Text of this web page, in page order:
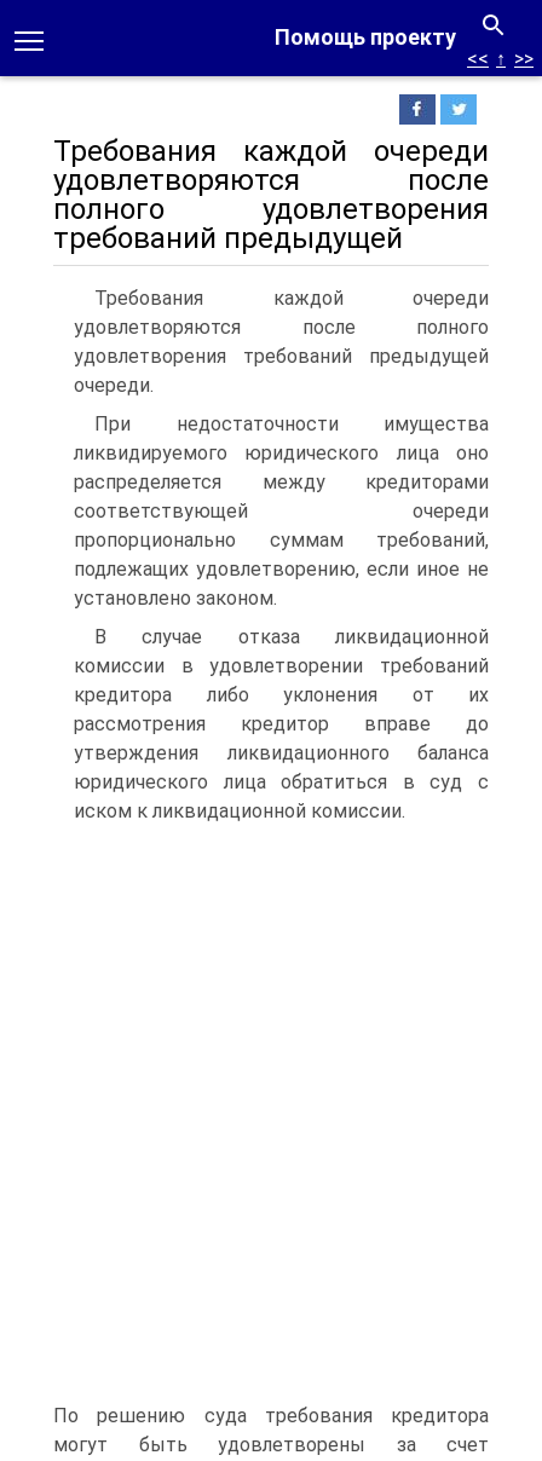
Помощь проекту
<< ↑ >>
Требования каждой очереди
удовлетворяются после
полного удовлетворения
требований предыдущей
Требования каждой очереди
удовлетворяются после полного
удовлетворения требований предыдущей
очереди.
При недостаточности имущества
ликвидируемого юридического лица оно
распределяется между кредиторами
соответствующей очереди
пропорционально суммам требований,
подлежащих удовлетворению, если иное не
установлено законом.
В случае отказа ликвидационной
комиссии в удовлетворении требований
кредитора либо уклонения от их
рассмотрения кредитор вправе до
утверждения ликвидационного баланса
юридического лица обратиться в суд с
иском к ликвидационной комиссии.
По решению суда требования кредитора
могут быть удовлетворены за счет